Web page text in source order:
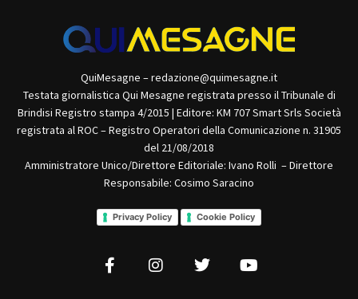
QuiMesagne – redazione@quimesagne.it
Testata giornalistica Qui Mesagne registrata presso il Tribunale di
Brindisi Registro stampa 4/2015 | Editore: KM 707 Smart Srls Società
registrata al ROC – Registro Operatori della Comunicazione n. 31905
del 21/08/2018
Amministratore Unico/Direttore Editoriale: Ivano Rolli – Direttore
Responsabile: Cosimo Saracino
Privacy Policy Cookie Policy